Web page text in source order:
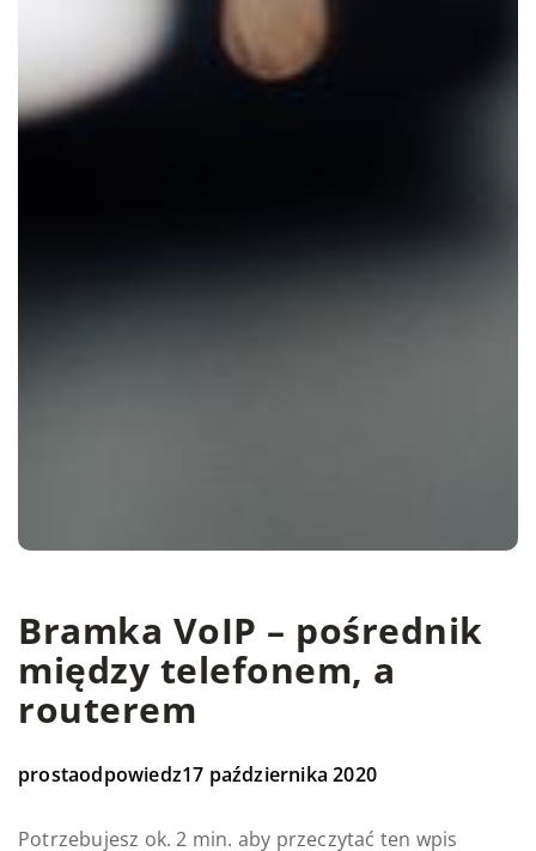
Bramka VoIP – pośrednik
między telefonem, a
routerem
prostaodpowiedz17 października 2020
Potrzebujesz ok. 2 min. aby przeczytać ten wpis